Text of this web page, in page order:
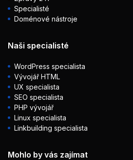
Specialisté
Doménové nástroje
Naši specialisté
WordPress specialista
Vývojář HTML
UX specialista
SEO specialista
PHP vývojář
Linux specialista
Linkbuilding specialista
Mohlo by vás zajímat